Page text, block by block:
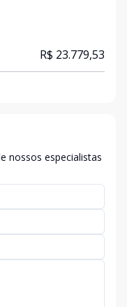
R$ 23.779,53
nossos especialistas